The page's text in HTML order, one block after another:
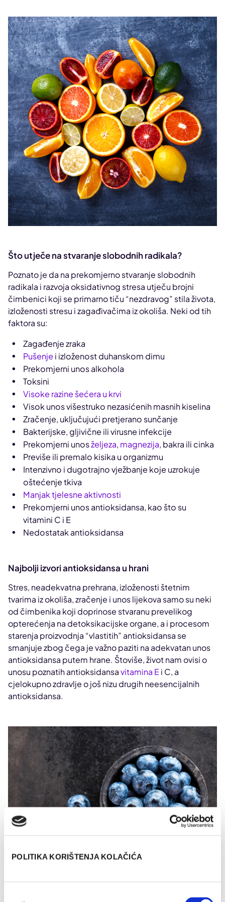
POLITIKA KORIŠTENJA KOLAČIĆA
Što utječe na stvaranje slobodnih radikala?
Poznato je da na prekomjerno stvaranje slobodnih
radikala i razvoja oksidativnog stresa utječu brojni
čimbenici koji se primarno tiču “nezdravog” stila života,
izloženosti stresu i zagađivačima iz okoliša. Neki od tih
faktora su:
Zagađenje zraka
Pušenje i izloženost duhanskom dimu
Prekomjerni unos alkohola
Toksini
Visoke razine šećera u krvi
Visok unos višestruko nezasićenih masnih kiselina
Zračenje, uključujući pretjerano sunčanje
Bakterijske, gljivične ili virusne infekcije
Prekomjerni unosželjeza, magnezija, bakra ili cinka
Previše ili premalo kisika u organizmu
Intenzivno i dugotrajno vježbanje koje uzrokuje
oštećenje tkiva
Manjak tjelesne aktivnosti
Prekomjerni unos antioksidansa, kao što su
vitamini C i E
Nedostatak antioksidansa
Najbolji izvori antioksidansa u hrani
Stres, neadekvatna prehrana, izloženosti štetnim
tvarima iz okoliša, zračenje i unos lijekova samo su neki
od čimbenika koji doprinose stvaranu prevelikog
opterećenja na detoksikacijske organe, a i procesom
starenja proizvodnja “vlastitih” antioksidansa se
smanjuje zbog čega je važno paziti na adekvatan unos
antioksidansa putem hrane. Štoviše, život nam ovisi o
unosu poznatih antioksidansavitamina E i C, a
cjelokupno zdravlje o još nizu drugih neesencijalnih
antioksidansa.
Baš kao što ljudsko tijelo stvara svoje antioksidanse, i